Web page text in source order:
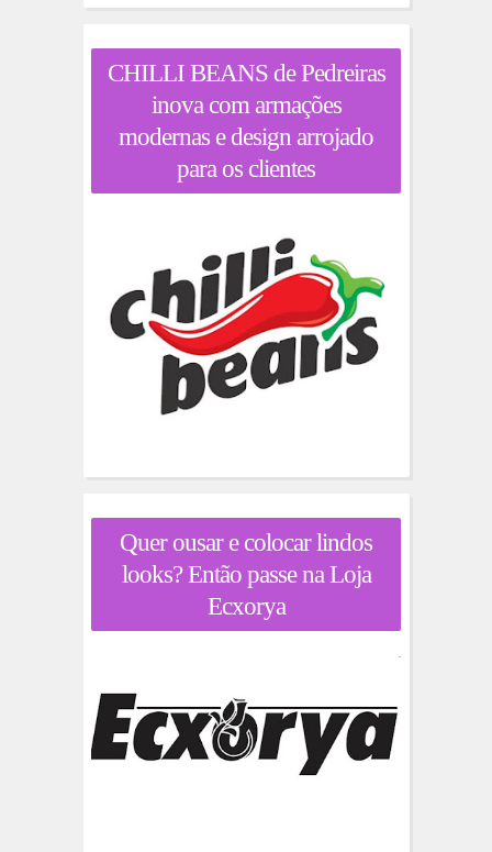
CHILLI BEANS de Pedreiras
inova com armações
modernas e design arrojado
para os clientes
Quer ousar e colocar lindos
looks? Então passe na Loja
Ecxorya